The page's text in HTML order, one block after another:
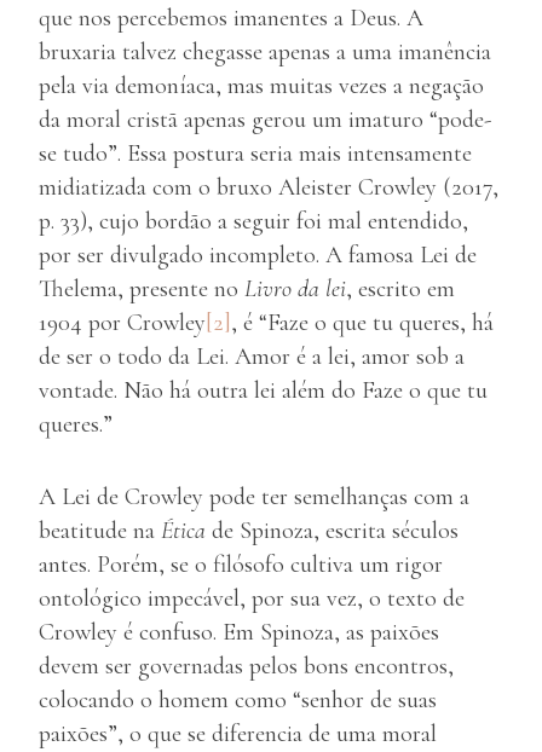
que nos percebemos imanentes a Deus. A
bruxaria talvez chegasse apenas a uma imanência
pela via demoníaca, mas muitas vezes a negação
da moral cristã apenas gerou um imaturo “pode-
se tudo”. Essa postura seria mais intensamente
midiatizada com o bruxo Aleister Crowley (2017,
p. 33), cujo bordão a seguir foi mal entendido,
por ser divulgado incompleto. A famosa Lei de
Thelema, presente no Livro da lei, escrito em
1904 por Crowley[2], é “Faze o que tu queres, há
de ser o todo da Lei. Amor é a lei, amor sob a
vontade. Não há outra lei além do Faze o que tu
queres.”
A Lei de Crowley pode ter semelhanças com a
beatitude na Ética de Spinoza, escrita séculos
antes. Porém, se o filósofo cultiva um rigor
ontológico impecável, por sua vez, o texto de
Crowley é confuso. Em Spinoza, as paixões
devem ser governadas pelos bons encontros,
colocando o homem como “senhor de suas
paixões”, o que se diferencia de uma moral